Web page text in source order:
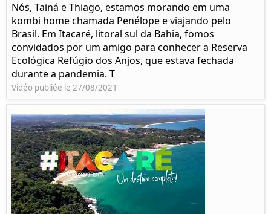
Nós, Tainá e Thiago, estamos morando em uma
kombi home chamada Penélope e viajando pelo
Brasil. Em Itacaré, litoral sul da Bahia, fomos
convidados por um amigo para conhecer a Reserva
Ecológica Refúgio dos Anjos, que estava fechada
durante a pandemia. T
Vidéo publiée le 27/08/2021